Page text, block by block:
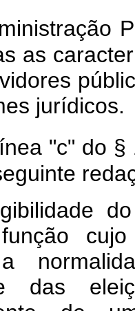
as
jurídicos.
"c" do
a
das